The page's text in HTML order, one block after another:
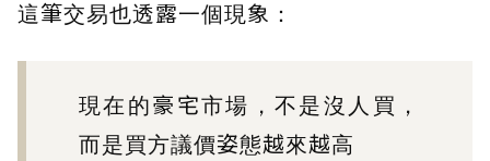
這筆交易也透露一個現象：
現在的豪宅市場，不是沒人買，
而是買方議價姿態越來越高